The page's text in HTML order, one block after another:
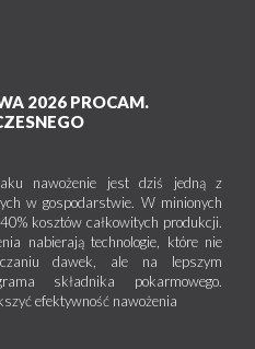
2026 PROCAM.
nawożenie jest dziś jedną z
w gospodarstwie. W minionych
kosztów całkowitych produkcji.
nabierają technologie, które nie
dawek, ale na lepszym
składnika pokarmowego.
efektywność nawożenia